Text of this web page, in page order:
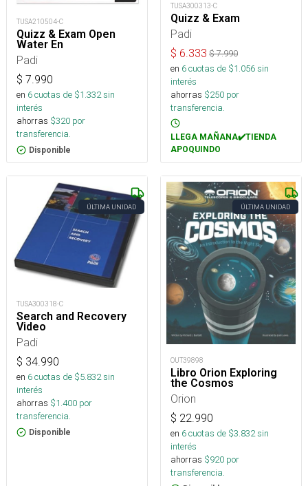
TUSA210504-C
Quizz & Exam Open
Water En
Padi
$ 7.990
en 6cuotas de $1.332sin
interés
ahorras $320 por
transferencia.
Disponible
TUSA300313-C
Quizz & Exam
Padi
$ 6.333 $7.990
en 6cuotas de $1.056sin
interés
ahorras $250 por
transferencia.
LLEGA MAÑANA✔️TIENDA
APOQUINDO
ÚLTIMA UNIDAD
TUSA300318-C
Search and Recovery
Video
Padi
$ 34.990
en 6cuotas de $5.832sin
interés
ahorras $1.400 por
transferencia.
Disponible
ÚLTIMA UNIDAD
OUT39898
Libro Orion Exploring
the Cosmos
Orion
$ 22.990
en 6cuotas de $3.832sin
interés
ahorras $920 por
transferencia.